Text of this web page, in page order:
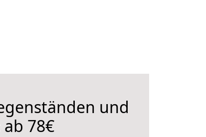
und
78€